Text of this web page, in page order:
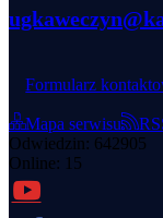
Formularz
Mapa serwisu
Odwiedzin: 642905
Online: 15